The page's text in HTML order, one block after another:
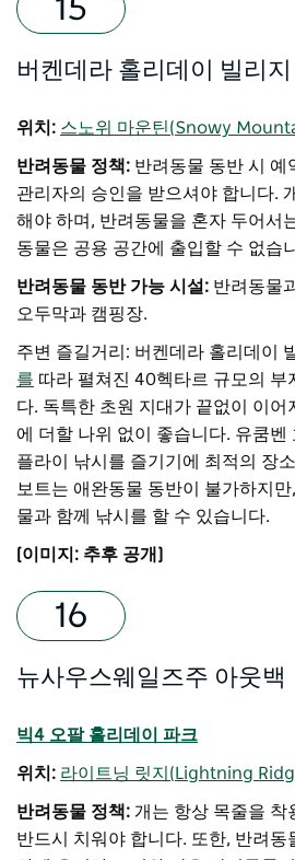
버켄데라 홀리데이 빌리지
위치: 스노위 마운틴(Snowy
반려동물 정책: 반려동물 동반 시 예
관리자의 승인을 받으셔야 합니다.
해야 하며, 반려동물을 혼자 두어서
동물은 공용 공간에 출입할 수 없습
반려동물 동반 가능 시설: 반려동물
오두막과 캠핑장.
주변 즐길거리: 버켄데라 홀리데이
를 따라 펼쳐진 40헥타르 규모의 부
다. 독특한 초원 지대가 끝없이 이어
에 더할 나위 없이 좋습니다. 유쿰벤
플라이 낚시를 즐기기에 최적의 장
보트는 애완동물 동반이 불가하지
물과 함께 낚시를 할 수 있습니다.
[이미지: 추후 공개]
뉴사우스웨일즈주 아웃백
빅4 오팔 홀리데이 파크
위치: 라이트닝 릿지(Lightning
반려동물 정책: 개는 항상 목줄을 착
반드시 치워야 합니다. 또한, 반려동